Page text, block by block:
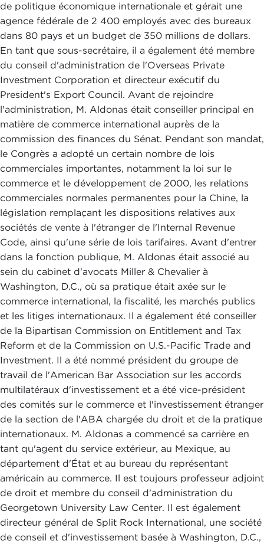
de politique économique internationale et gérait une
agence fédérale de 2 400 employés avec des bureaux
dans 80 pays et un budget de 350 millions de dollars.
En tant que sous-secrétaire, il a également été membre
du conseil d'administration de l'Overseas Private
Investment Corporation et directeur exécutif du
President's Export Council. Avant de rejoindre
l'administration, M. Aldonas était conseiller principal en
matière de commerce international auprès de la
commission des finances du Sénat. Pendant son mandat,
le Congrès a adopté un certain nombre de lois
commerciales importantes, notamment la loi sur le
commerce et le développement de 2000, les relations
commerciales normales permanentes pour la Chine, la
législation remplaçant les dispositions relatives aux
sociétés de vente à l'étranger de l'Internal Revenue
Code, ainsi qu'une série de lois tarifaires. Avant d'entrer
dans la fonction publique, M. Aldonas était associé au
sein du cabinet d'avocats Miller & Chevalier à
Washington, D.C., où sa pratique était axée sur le
commerce international, la fiscalité, les marchés publics
et les litiges internationaux. Il a également été conseiller
de la Bipartisan Commission on Entitlement and Tax
Reform et de la Commission on U.S.-Pacific Trade and
Investment. Il a été nommé président du groupe de
travail de l'American Bar Association sur les accords
multilatéraux d'investissement et a été vice-président
des comités sur le commerce et l'investissement étranger
de la section de l'ABA chargée du droit et de la pratique
internationaux. M. Aldonas a commencé sa carrière en
tant qu'agent du service extérieur, au Mexique, au
département d'État et au bureau du représentant
américain au commerce. Il est toujours professeur adjoint
de droit et membre du conseil d'administration du
Georgetown University Law Center. Il est également
directeur général de Split Rock International, une société
de conseil et d'investissement basée à Washington, D.C.,